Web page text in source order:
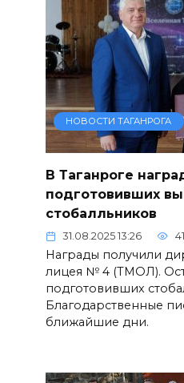
НОВОСТИ ТАГАНРОГА
В Таганроге
подготовивших
стобалльников
31.08.2025 13:26
Награды получили
лицея № 4 (ТМОЛ).
подготовивших
Благодарственные
ближайшие дни.